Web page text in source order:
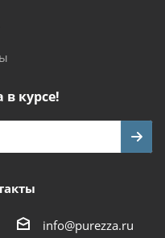
в курсе!
info@purezza.ru